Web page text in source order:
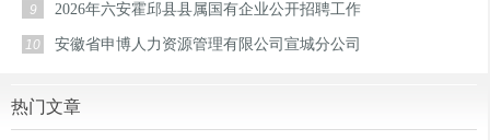
9 2026年六安霍邱县县属国有企业公开招聘工作
10 安徽省申博人力资源管理有限公司宣城分公司
热门文章